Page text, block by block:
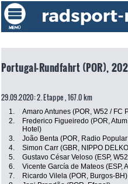
Portugal-Rundfahrt (POR),
29.09.2020: 2. Etappe , 167.0 km
1. Amaro Antunes (POR, W52 / FC
2.
Frederico Figueiredo (POR,
Hotel)
3. João Benta (POR, Radio
4.
Simon Carr (GBR, NIPPO
5.
Gustavo César Veloso (ESP,
6.
Vicente García de Mateos (ESP,
7.
Ricardo Vilela (POR, Burgos-BH)